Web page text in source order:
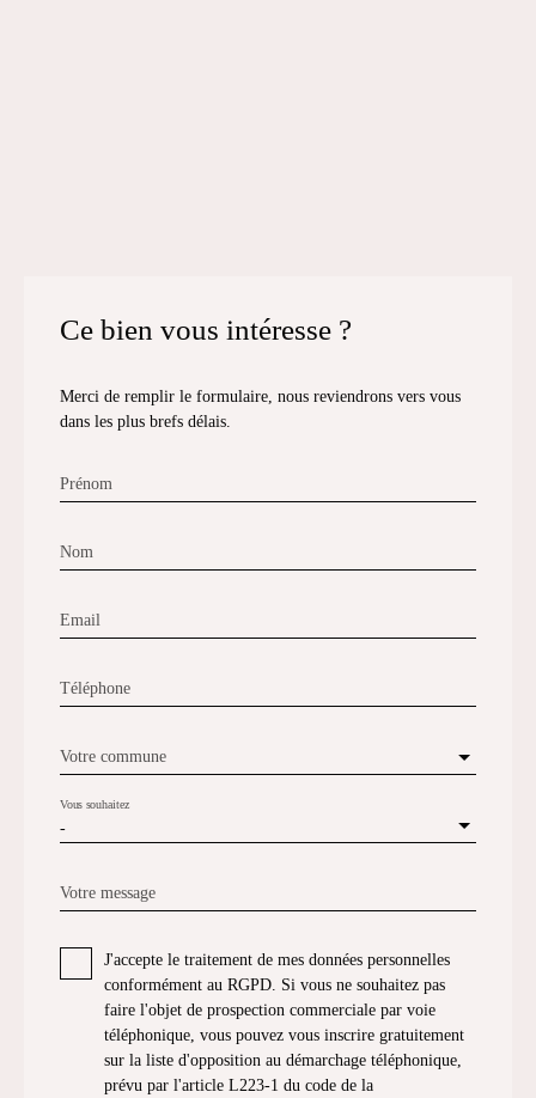
Ce bien vous intéresse ?
Merci de remplir le formulaire, nous reviendrons vers vous
dans les plus brefs délais.
Prénom
Nom
Email
Téléphone
Votre commune
-
Vous souhaitez
Votre message
J'accepte le traitement de mes données personnelles
conformément au RGPD. Si vous ne souhaitez pas
faire l'objet de prospection commerciale par voie
téléphonique, vous pouvez vous inscrire gratuitement
sur la liste d'opposition au démarchage téléphonique,
prévu par l'article L223-1 du code de la